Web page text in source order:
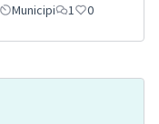
Municipi 1 0